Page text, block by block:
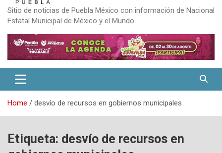
Sitio de noticias de Puebla México con información de Nacional
Estatal Municipal de México y el Mundo
Home desvío de recursos en gobiernos municipales
Etiqueta: desvío de recursos en